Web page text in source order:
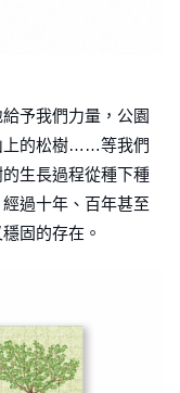
予我們力量，公園
上的松樹……等我們
生長過程從種下種
過十年、百年甚至
固的存在。